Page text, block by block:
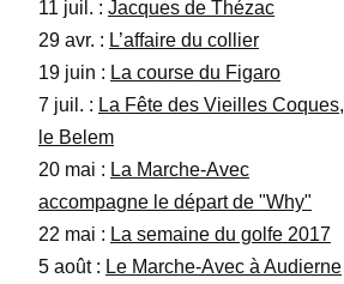
11 juil. : Jacques de Thézac
29 avr. : L’affaire du collier
19 juin : La course du Figaro
7 juil. : La Fête des Vieilles Coques,
le Belem
20 mai : La Marche-Avec
accompagne le départ de "Why"
22 mai : La semaine du golfe 2017
5 août : Le Marche-Avec à Audierne